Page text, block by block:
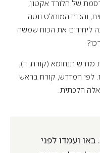
של הלורד אקטון,
והכוח המוחלט נוטה
ליחידים את הכוח שמשה
תנחומא (קורח, ד),
לפי המדרש, קורח בראש
הלכתית.
ועמדו לפני